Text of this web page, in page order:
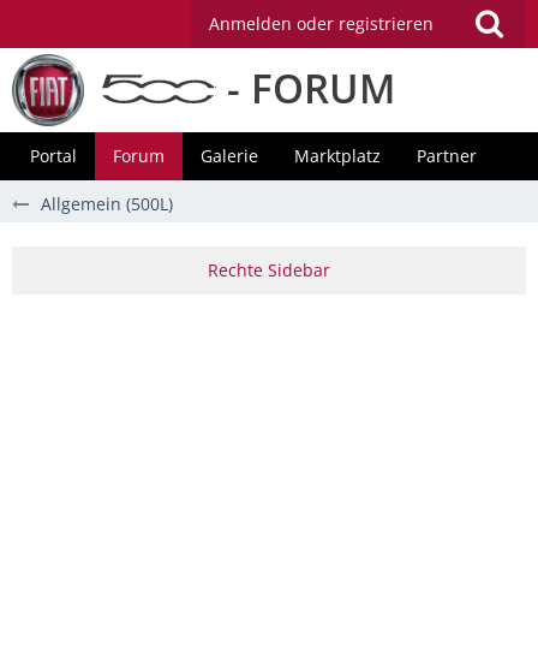
Anmelden oder registrieren
- FORUM
Portal Forum Galerie Marktplatz Partner
Allgemein (500L)